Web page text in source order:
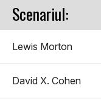
Scenariul:
Lewis Morton
David X. Cohen